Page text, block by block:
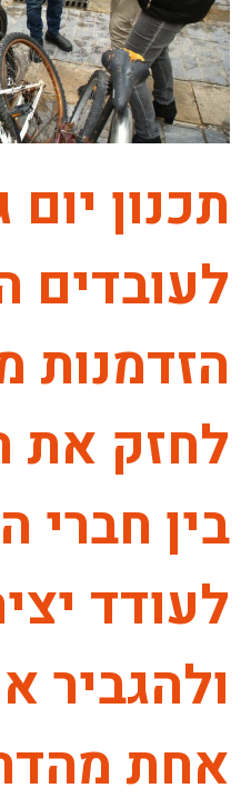
תכנון
לעובדים
הזדמנות
לחזק את
בין חברי
לעודד
ולהגביר
אחת